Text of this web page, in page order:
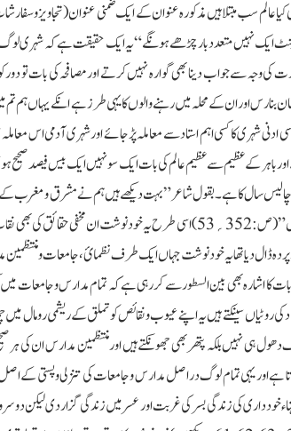
ایک نہیں متعددبار چڑھے ہونگے“یہ ایک حقیقت ہے کہ شہری
کی وجہ سے جواب دینا بھی گوارہ نہیں کرتے اورمصافحہ کی بات تو
بنارس اور ان کے محلہ میں رہنے والوں کا یہی طرز ہے انکے یہاں ہم
ادنی شہری کا کسی اہم استاد سے معاملہ پڑجائے اور شہری آدمی اس
باہر کے عظیم سے عظیم عالم کی بات ایک سو نہیں ایک بیس فیصد
چالیس سال کا ہے۔بقول شاعر”بہت دیکھے ہیں ہم نے مشرق ومغرب
نہیں سارے لوگوں کا ہے جاہل ہو یا عالم متقی ہو یا پارسا سب اسی رنگ میں رنگے ہوئے ہیں ”(ص :352؍53)اسی طرح
ڈال دیا تھایہ خود نوشت جہاں ایک طرف نظمائ، جامعات ومنتظمین
بات کا اشارہ بھی بین السطور سے کررہی ہے کہ تمام مدارس
سینکتے ہیں یہ اپنے عیوب ونقائص کو تملق کے ریشمی رومال
نہیں بلکہ پتھر بھی جھونکتے ہیں اور منتظمین مدارس ان کی ہر
اور یہی تمام لوگ دراصل مدارس وجامعات کی تنزلی وپستی کے
داری کی زندگی بسر کی غربت اور عسر میں زندگی گزار دی لیکن